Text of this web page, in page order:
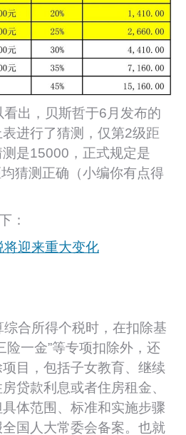
出，贝斯哲于6月发布的
进行了猜测，仅第2级距
是15000，正式规定是
猜测正确（小编你有点得
：
迎来重大变化
合所得个税时，在扣除基
险一金”等专项扣除外，还
目，包括子女教育、继续
贷款利息或者住房租金、
体范围、标准和实施步骤
国人大常委会备案。也就